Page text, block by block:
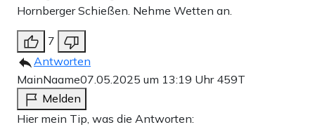
Hornberger Schießen. Nehme Wetten an.
7
Antworten
MainNaame07.05.2025 um 13:19 Uhr 459T
Melden
Hier mein Tip, was die Antworten: